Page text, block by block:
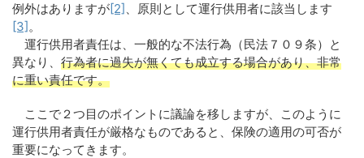
例外はありますが[2]、原則として運行供用者に該当します
[3]。
運行供用者責任は、一般的な不法行為（民法７０９条）と
異なり、 行為者に過失が無くても成立する場合があり、非常
に重い責任です。
ここで２つ目のポイントに議論を移しますが、このように
運行供用者責任が厳格なものであると、保険の適用の可否が
重要になってきます。